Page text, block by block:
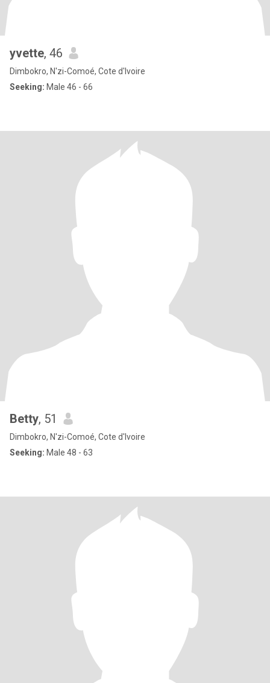
yvette, 46
Dimbokro, N'zi-Comoé, Cote d'Ivoire
Seeking: Male 46 - 66
Betty, 51
Dimbokro, N'zi-Comoé, Cote d'Ivoire
Seeking: Male 48 - 63